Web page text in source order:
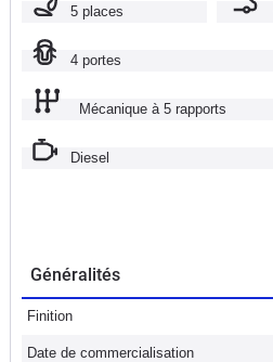
5 places
4 portes
Mécanique à 5 rapports
Diesel
Généralités
Finition
Date de commercialisation